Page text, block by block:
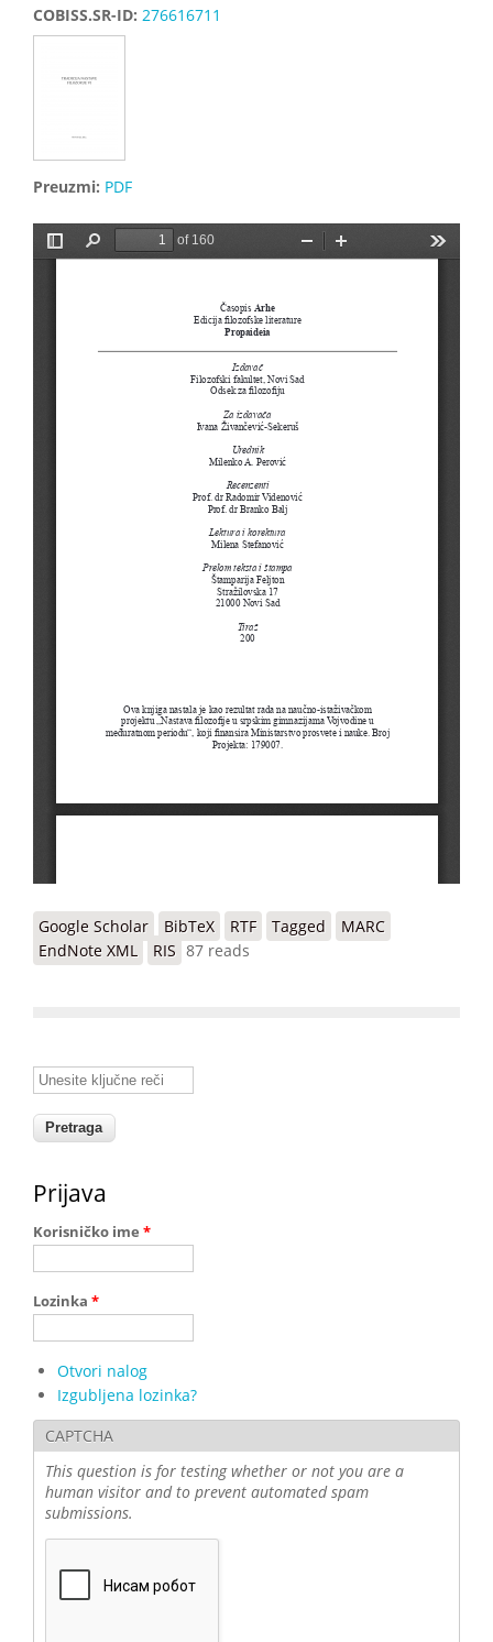
COBISS.SR-ID: 276616711
Preuzmi: PDF
Google Scholar BibTeX RTF Tagged
MARC
EndNote XML
RIS 87 reads
Unesite ključne reči
Prijava
Korisničko ime *
Lozinka *
Otvori nalog
Izgubljena lozinka?
CAPTCHA
This question is for testing whether or not you are a
human visitor and to prevent automated spam
submissions.